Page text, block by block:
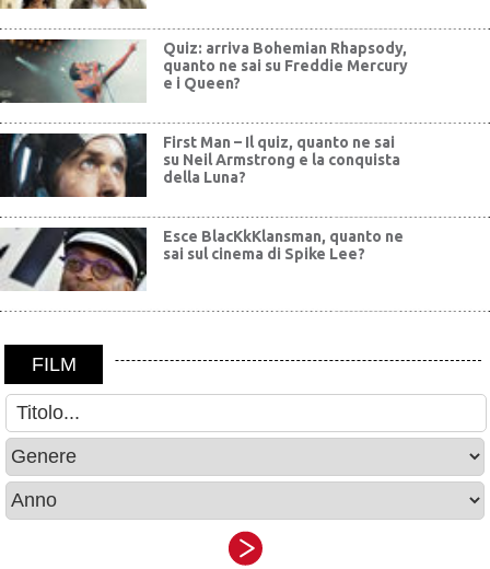
Quiz: arriva Bohemian Rhapsody,
quanto ne sai su Freddie Mercury
e i Queen?
First Man – Il quiz, quanto ne sai
su Neil Armstrong e la conquista
della Luna?
Esce BlacKkKlansman, quanto ne
sai sul cinema di Spike Lee?